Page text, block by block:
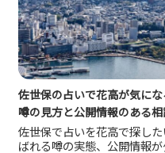
佐世保の占いで花高が気に
噂の見方と公開情報のある相
佐世保で占いを花高で探し
ばれる噂の実態、公開情報